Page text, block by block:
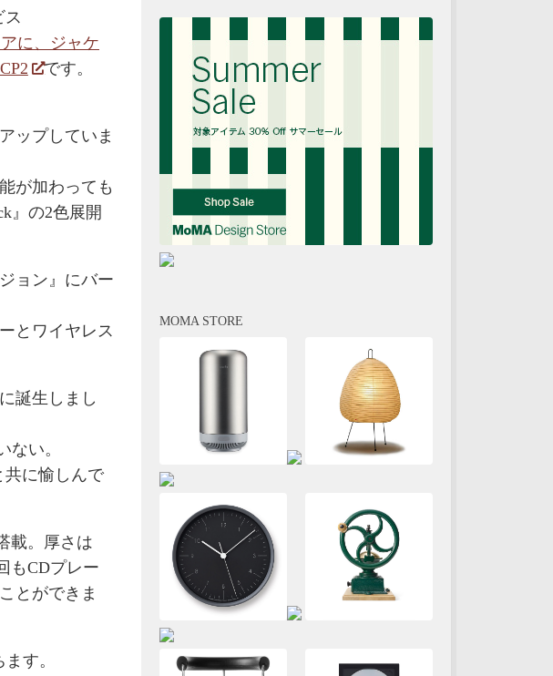
ス
に、ジャケ
です。
ップしていま
が加わっても
』の2色展開
ョン』にバー
とワイヤレス
誕生しまし
い。
共に愉しんで
載。厚さは
もCDプレー
とができま
す。
MOMA STORE